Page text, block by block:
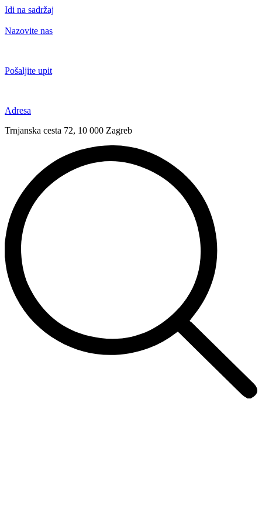
Idi na sadržaj
Nazovite nas
Pošaljite upit
Adresa
Trnjanska cesta 72, 10 000 Zagreb